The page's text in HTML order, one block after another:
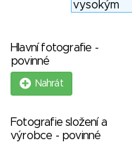
Hlavní fotografie -
povinné
Nahrát
Fotografie složení a
výrobce - povinné